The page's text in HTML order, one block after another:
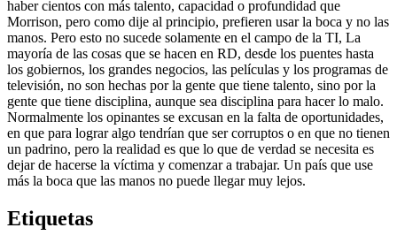
haber cientos con más talento, capacidad o profundidad que
Morrison, pero como dije al principio, prefieren usar la boca y no las
manos. Pero esto no sucede solamente en el campo de la TI, La
mayoría de las cosas que se hacen en RD, desde los puentes hasta
los gobiernos, los grandes negocios, las películas y los programas de
televisión, no son hechas por la gente que tiene talento, sino por la
gente que tiene disciplina, aunque sea disciplina para hacer lo malo.
Normalmente los opinantes se excusan en la falta de oportunidades,
en que para lograr algo tendrían que ser corruptos o en que no tienen
un padrino, pero la realidad es que lo que de verdad se necesita es
dejar de hacerse la víctima y comenzar a trabajar. Un país que use
más la boca que las manos no puede llegar muy lejos.
Etiquetas